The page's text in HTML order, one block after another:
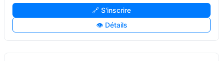
🔗 S'inscrire
👁️ Détails